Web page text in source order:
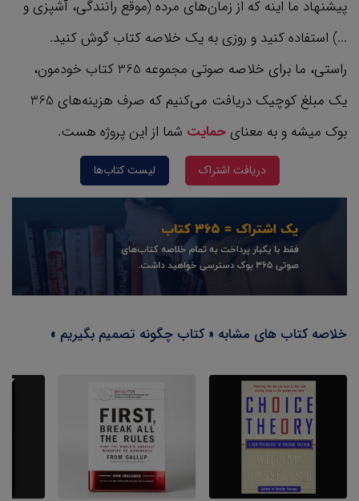
پیشنهاد ما اینه که از زمان‌های مرده (موقع رانندگی، آشپزی و
...) استفاده کنید و روزی به یک خلاصه کتاب گوش کنید.
راستی، ما برای خلاصه صوتی مجموعه 365 کتاب‌ خودمون،
یک مبلغ کوچیک دریافت می‌کنیم که صرف هزینه‌های 365
بوک میشه و به معنای حمایت شما از این پروژه هست.
دریافت اشتراک لیست کتاب‌ها
خلاصه کتاب های مشابه « کتاب چگونه تصمیم بگیریم »